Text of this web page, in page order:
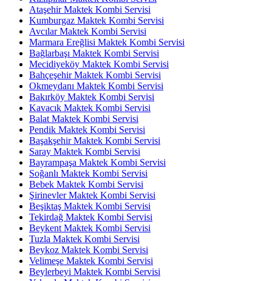
Ataşehir Maktek Kombi Servisi
Kumburgaz Maktek Kombi Servisi
Avcılar Maktek Kombi Servisi
Marmara Ereğlisi Maktek Kombi Servisi
Bağlarbaşı Maktek Kombi Servisi
Mecidiyeköy Maktek Kombi Servisi
Bahçeşehir Maktek Kombi Servisi
Okmeydanı Maktek Kombi Servisi
Bakırköy Maktek Kombi Servisi
Kavacık Maktek Kombi Servisi
Balat Maktek Kombi Servisi
Pendik Maktek Kombi Servisi
Başakşehir Maktek Kombi Servisi
Saray Maktek Kombi Servisi
Bayrampaşa Maktek Kombi Servisi
Soğanlı Maktek Kombi Servisi
Bebek Maktek Kombi Servisi
Şirinevler Maktek Kombi Servisi
Beşiktaş Maktek Kombi Servisi
Tekirdağ Maktek Kombi Servisi
Beykent Maktek Kombi Servisi
Tuzla Maktek Kombi Servisi
Beykoz Maktek Kombi Servisi
Velimeşe Maktek Kombi Servisi
Beylerbeyi Maktek Kombi Servisi